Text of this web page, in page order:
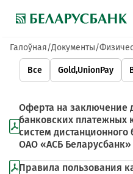
Галоўная Документы
Все Gold,UnionPay
Оферта на заключение
банковских платежных
систем
ОАО «АСБ Беларусбанк»
Правила пользования